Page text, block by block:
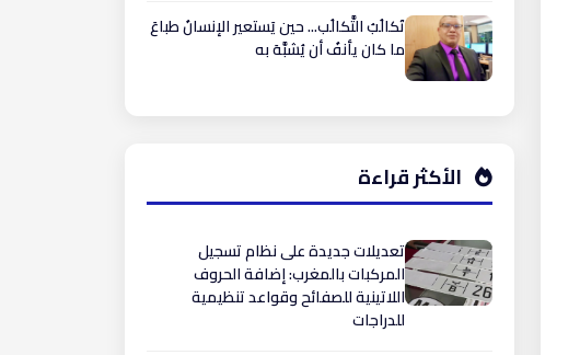
تَكالُبُ التَّكالُب... حين يَستعير الإنسانُ طباعَ
ما كان يأنفُ أن يُشبَّهَ به
الأكثر قراءة
تعديلات جديدة على نظام تسجيل
المركبات بالمغرب: إضافة الحروف
اللاتينية للصفائح وقواعد تنظيمية
للدراجات